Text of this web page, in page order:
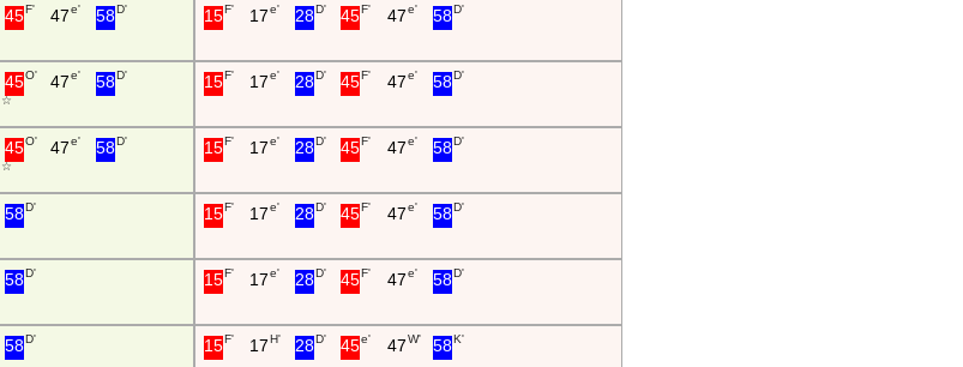
45F' 47e' 58D' 15F' 17e' 28D' 45F' 47e' 58D'
45O'
☆
47e' 58D' 15F' 17e' 28D' 45F' 47e' 58D'
45O'
☆
47e' 58D' 15F' 17e' 28D' 45F' 47e' 58D'
58D' 15F' 17e' 28D' 45F' 47e' 58D'
58D' 15F' 17e' 28D' 45F' 47e' 58D'
58D' 15F' 17H' 28D' 45e' 47W' 58K'